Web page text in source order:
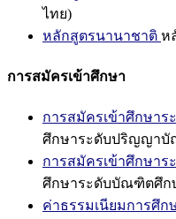
ไทย)
หลักสูตรนานาชาติ ห
การสมัครเข้าศึกษา
การสมัครเข้าศึกษา
ศึกษาระดับปริญญา
การสมัครเข้าศึกษา
ศึกษาระดับบัณฑิตศึก
ค่าธรรมเนียมการศึก